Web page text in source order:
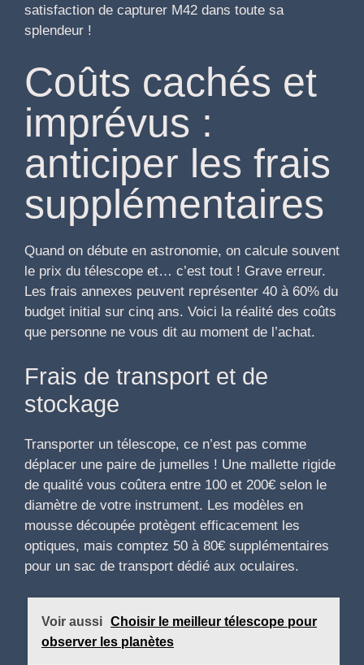
satisfaction de capturer M42 dans toute sa
splendeur !
Coûts cachés et
imprévus :
anticiper les frais
supplémentaires
Quand on débute en astronomie, on calcule souvent
le prix du télescope et… c’est tout ! Grave erreur.
Les frais annexes peuvent représenter 40 à 60% du
budget initial sur cinq ans. Voici la réalité des coûts
que personne ne vous dit au moment de l’achat.
Frais de transport et de
stockage
Transporter un télescope, ce n’est pas comme
déplacer une paire de jumelles ! Une mallette rigide
de qualité vous coûtera entre 100 et 200€ selon le
diamètre de votre instrument. Les modèles en
mousse découpée protègent efficacement les
optiques, mais comptez 50 à 80€ supplémentaires
pour un sac de transport dédié aux oculaires.
Voir aussi Choisir le meilleur télescope pour
observer les planètes